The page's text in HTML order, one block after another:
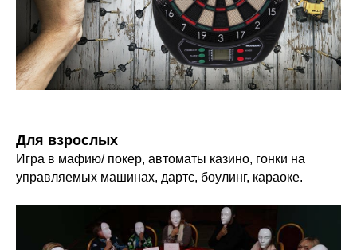
Для взрослых
Игра в мафию/ покер, автоматы казино, гонки на
управляемых машинах, дартс, боулинг, караоке.